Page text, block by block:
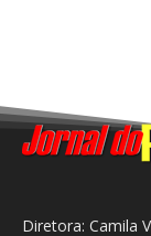
Diretora: Camila